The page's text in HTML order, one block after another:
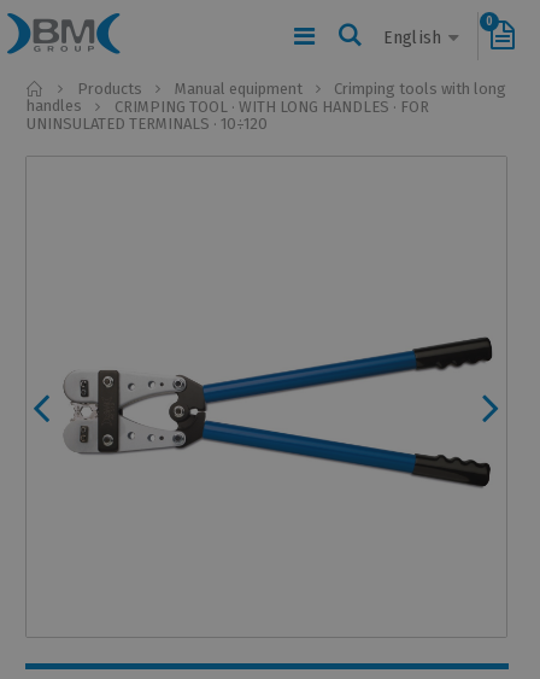
English
0
Home
Products Manual equipment
Crimping tools with long
handles
CRIMPING TOOL · WITH LONG HANDLES · FOR
UNINSULATED TERMINALS · 10÷120